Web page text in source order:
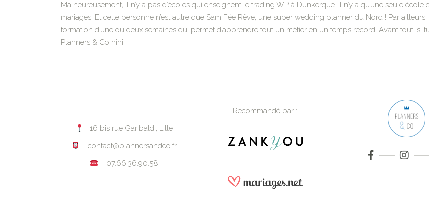
Malheureusement, il n’y a pas d’écoles qui enseignent le trading WP à Dunkerque. Il n’y a qu’une seule
mariages. Et cette personne n’est autre que Sam Fée Rêve, une super wedding planner du Nord ! Par ailleurs,
formation d’une ou deux semaines qui permet d’apprendre tout un métier en un temps record. Avant tout, si
Planners & Co hihi !
16 bis rue Garibaldi, Lille
contact@plannersandco.fr
07.66.36.90.58
Recommandé par :